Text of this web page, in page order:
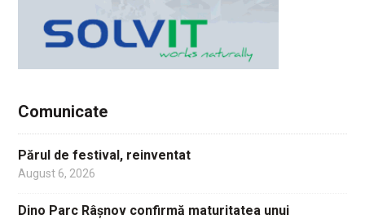
Comunicate
Părul de festival, reinventat
August 6, 2026
Dino Parc Râșnov confirmă maturitatea unui